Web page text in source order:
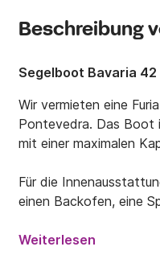
Beschreibung
Segelboot Bavaria 42
Wir vermieten eine
Pontevedra. Das Boot
mit einer maximalen
Für die
einen Backofen, eine
Im Außenbereich
Weiterlesen